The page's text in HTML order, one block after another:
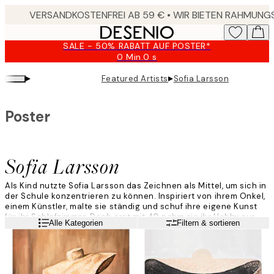
SALE - 50% RABATT AUF POSTER*
0 Min.0 s
Gültig
bis:
2026-
▸ Featured Artists▸Sofia Larsson
Sofia Larsson
Poster
Als Kind nutzte Sofia Larsson das Zeichnen als Mittel, um sich in
der Schule konzentrieren zu können. Inspiriert von ihrem Onkel,
einem Künstler, malte sie ständig und schuf ihre eigene Kunst
für ihr Schlafzimmer. Doch erst mit 40 nahm sie ihr Hobby aus
der Kindheit wieder auf und begann erneut mit dem Malen.
„Als autodidaktische Künstlerin habe ich nicht immer einen
Plan. Die Haltung, starke, coole Frauen und Farbexplosionen sind
für meine Arbeit von Bedeutung. Meine Originalbilder sind oft
WeiterlesenAlle Kategorien Filtern & sortieren